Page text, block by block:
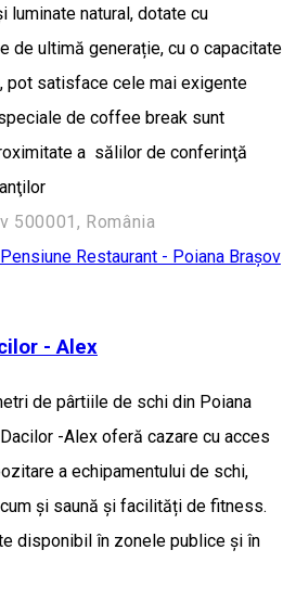
luminate natural, dotate cu
de ultimă generație, cu o capacitate
pot satisface cele mai exigente
de coffee break sunt
a sălilor de conferinţă
500001, România
Pensiune Restaurant - Poiana Brașov
- Alex
de pârtiile de schi din Poiana
-Alex oferă cazare cu acces
a echipamentului de schi,
și saună și facilități de fitness.
disponibil în zonele publice și în